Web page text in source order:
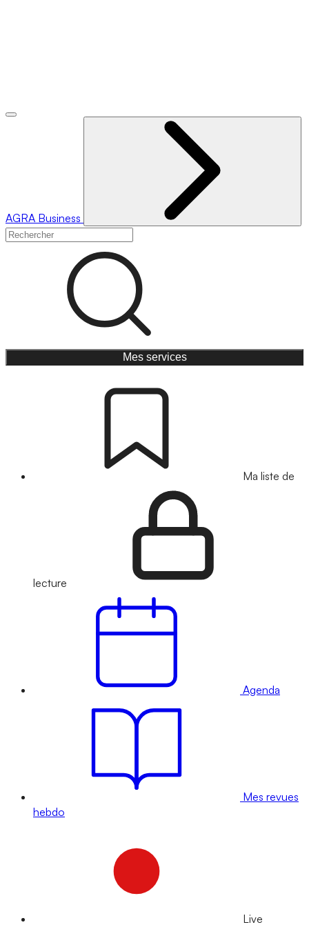
AGRA Business
Mes services
Ma liste de
lecture
Agenda
Mes revues
hebdo
Live